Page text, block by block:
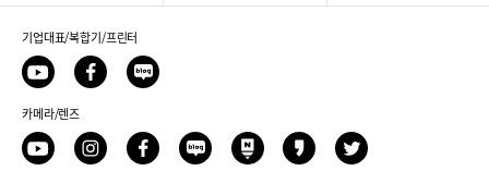
기업대표/복합기/프린터
유
투
브
페
이
스
북
네
이
블
로
카메라/렌즈
유
인
페
네
네
카
트